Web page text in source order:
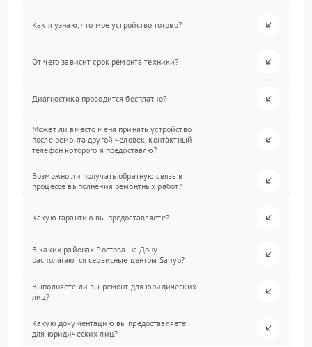
Как я узнаю, что мое устройство готово?
От чего зависит срок ремонта техники?
Диагностика проводится бесплатно?
Может ли вместо меня принять устройство
после ремонта другой человек, контактный
телефон которого я предоставлю?
Возможно ли получать обратную связь в
процессе выполнения ремонтных работ?
Какую гарантию вы предоставляете?
В каких районах Ростова-на-Дону
располагаются сервисные центры Sanyo?
Выполняете ли вы ремонт для юридических
лиц?
Какую документацию вы предоставляете
для юридических лиц?